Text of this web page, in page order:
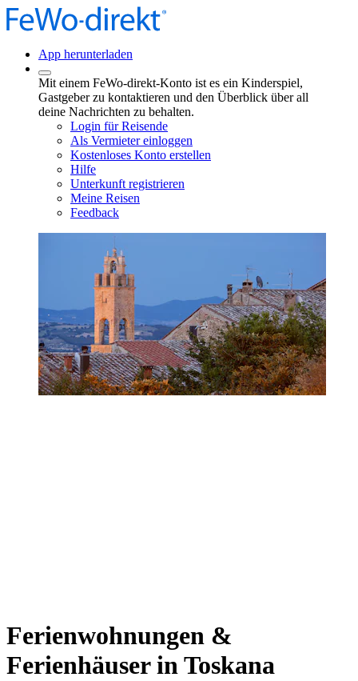
App herunterladen
Mit einem FeWo-direkt-Konto ist es ein Kinderspiel,
Gastgeber zu kontaktieren und den Überblick über all
deine Nachrichten zu behalten.
Login für Reisende
Als Vermieter einloggen
Kostenloses Konto erstellen
Hilfe
Unterkunft registrieren
Meine Reisen
Feedback
Ferienwohnungen &
Ferienhäuser in Toskana